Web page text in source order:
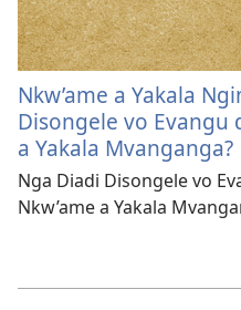
Nkw’ame a Yakala
Disongele vo Evangu
a Yakala Mvanganga?
Nga Diadi Disongele vo
Nkw’ame a Yakala